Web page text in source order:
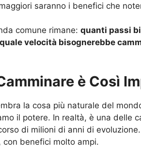
saranno i benefici che
comune rimane: quanti passi
velocità bisognerebbe
è Così
la cosa più naturale del
il potere. In realtà, è una delle
di milioni di anni di
benefici molto ampi.